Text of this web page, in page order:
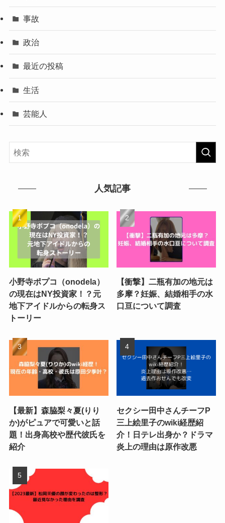
事故
政治
最近の投稿
生活
芸能人
人気記事
小野寺ポプコ（onodela）
の現在はNY投資家！？元
地下アイドルからの転身ス
トーリー
【衝撃】二瓶有加の地元は
多摩？妊娠、結婚相手の水
口亘について調査
【最新】森脇梨々夏(りり
か)がピュアで可愛いと話
題！出身高校や歴代彼氏を
紹介
セクシー田中さんチーフP
三上絵里子のwiki経歴紹
介！日テレ出身か？ドラマ
炎上の理由は原作改悪